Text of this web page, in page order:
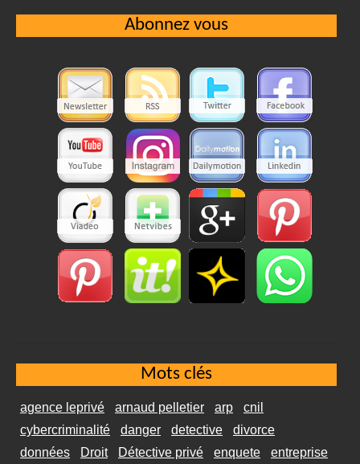
Abonnez vous
Mots clés
agence leprivé arnaud pelletier arp
cnil
cybercriminalité
danger detective
divorce
données
Droit Détective privé enquete
entreprise